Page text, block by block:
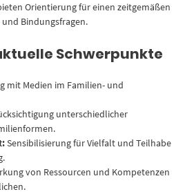
Orientierung für einen zeitgemäßen
Bindungsfragen.
Schwerpunkte
mit Medien im Familien- und
unterschiedlicher
Sensibilisierung für Vielfalt und Teilhabe
von Ressourcen und Kompetenzen